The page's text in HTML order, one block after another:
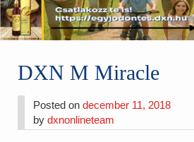
DXN M Miracle
Posted ondecember 11, 2018
bydxnonlineteam